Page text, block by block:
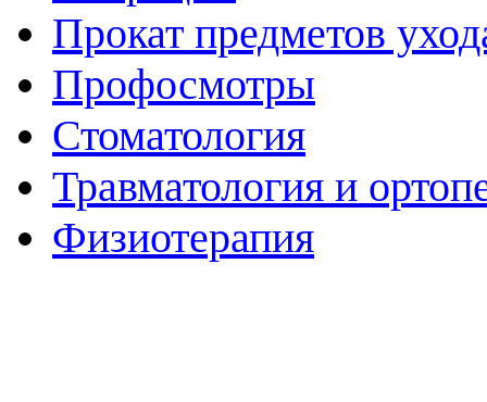
Прокат предметов
Профосмотры
Стоматология
Травматология и
Физиотерапия